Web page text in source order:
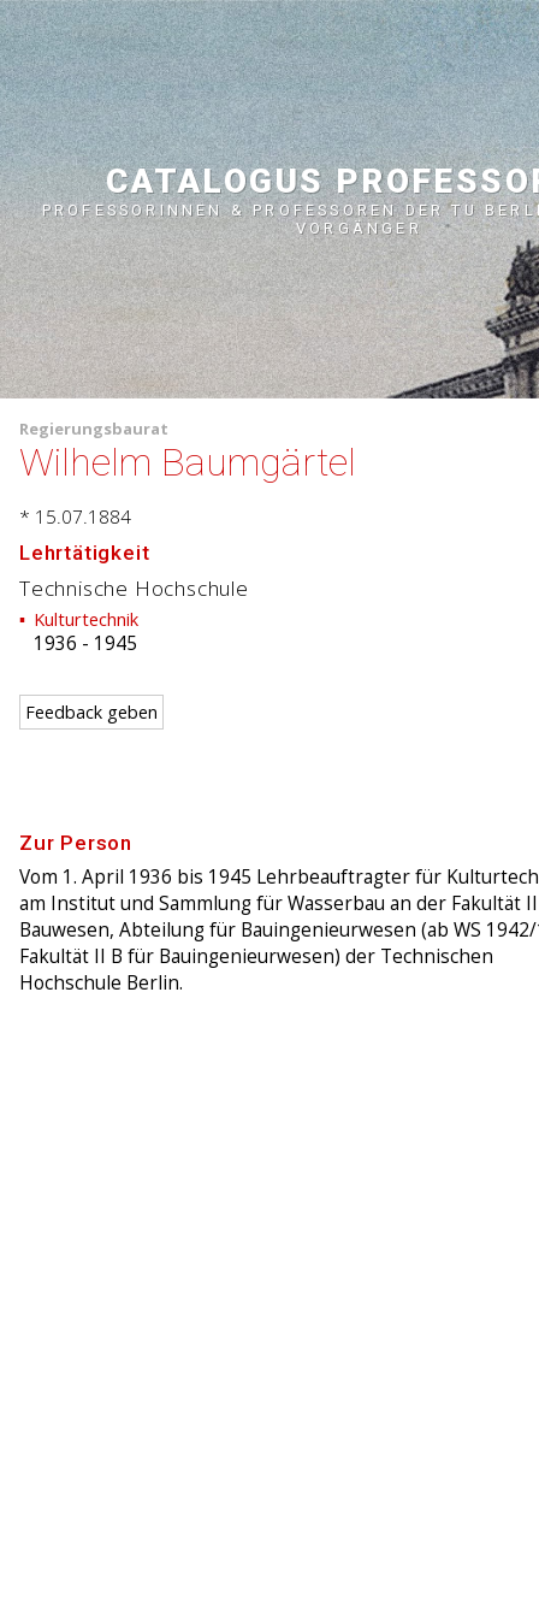
CATALOGUS
PROFESSORINNEN & PROFESSOREN DER TU
VORGÄNGER
Regierungsbaurat
Wilhelm Baumgärtel
Zur Person
Vom 1. April 1936 bis 1945 Lehrbeauftragter für
am Institut und Sammlung für Wasserbau an der Fakultät
Bauwesen, Abteilung für Bauingenieurwesen (ab WS
Fakultät II B für Bauingenieurwesen) der Technischen
Hochschule Berlin.
* 15.07.1884
Lehrtätigkeit
Technische Hochschule
Kulturtechnik
1936 - 1945
Feedback geben